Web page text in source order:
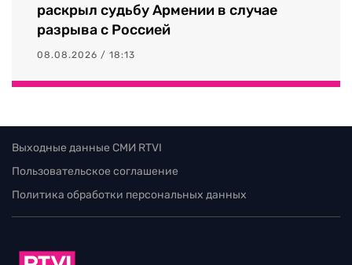
раскрыл судьбу Армении в случае
разрыва с Россией
08.08.2026 / 18:13
Выходные данные СМИ RTVI
Пользовательское соглашение
Политика обработки персональных данных